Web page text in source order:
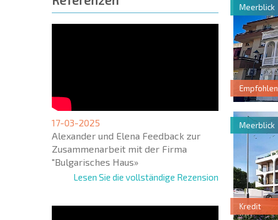
17-03-2025
Alexander und Elena Feedback zur
Zusammenarbeit mit der Firma
"Bulgarisches Haus»
Lesen Sie die vollständige Rezension
Empfohlen
Meerblick
Kredit
Meerblick